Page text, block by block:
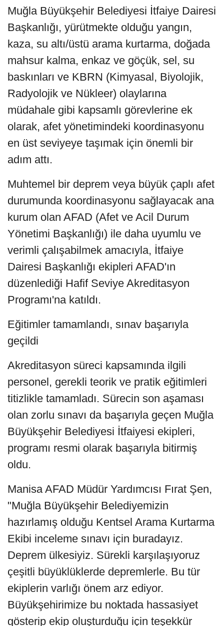
Muğla Büyükşehir Belediyesi İtfaiye Dairesi
Başkanlığı, yürütmekte olduğu yangın,
kaza, su altı/üstü arama kurtarma, doğada
mahsur kalma, enkaz ve göçük, sel, su
baskınları ve KBRN (Kimyasal, Biyolojik,
Radyolojik ve Nükleer) olaylarına
müdahale gibi kapsamlı görevlerine ek
olarak, afet yönetimindeki koordinasyonu
en üst seviyeye taşımak için önemli bir
adım attı.
Muhtemel bir deprem veya büyük çaplı afet
durumunda koordinasyonu sağlayacak ana
kurum olan AFAD (Afet ve Acil Durum
Yönetimi Başkanlığı) ile daha uyumlu ve
verimli çalışabilmek amacıyla, İtfaiye
Dairesi Başkanlığı ekipleri AFAD'ın
düzenlediği Hafif Seviye Akreditasyon
Programı'na katıldı.
Eğitimler tamamlandı, sınav başarıyla
geçildi
Akreditasyon süreci kapsamında ilgili
personel, gerekli teorik ve pratik eğitimleri
titizlikle tamamladı. Sürecin son aşaması
olan zorlu sınavı da başarıyla geçen Muğla
Büyükşehir Belediyesi İtfaiyesi ekipleri,
programı resmi olarak başarıyla bitirmiş
oldu.
Manisa AFAD Müdür Yardımcısı Fırat Şen,
"Muğla Büyükşehir Belediyemizin
hazırlamış olduğu Kentsel Arama Kurtarma
Ekibi inceleme sınavı için buradayız.
Deprem ülkesiyiz. Sürekli karşılaşıyoruz
çeşitli büyüklüklerde depremlerle. Bu tür
ekiplerin varlığı önem arz ediyor.
Büyükşehirimize bu noktada hassasiyet
gösterip ekip oluşturduğu için teşekkür